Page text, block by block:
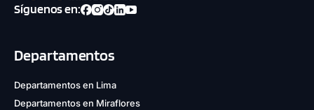
Síguenos en:
Departamentos
Departamentos en Lima
Departamentos en Miraflores